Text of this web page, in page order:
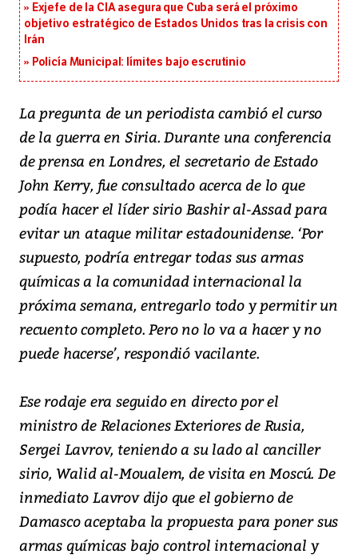
Exjefe de la CIA asegura que Cuba será el próximo
objetivo estratégico de Estados Unidos tras la crisis con
Irán
Policía Municipal: límites bajo escrutinio
La pregunta de un periodista cambió el curso
de la guerra en Siria. Durante una conferencia
de prensa en Londres, el secretario de Estado
John Kerry, fue consultado acerca de lo que
podía hacer el líder sirio Bashir al-Assad para
evitar un ataque militar estadounidense. ‘Por
supuesto, podría entregar todas sus armas
químicas a la comunidad internacional la
próxima semana, entregarlo todo y permitir un
recuento completo. Pero no lo va a hacer y no
puede hacerse’, respondió vacilante.
Ese rodaje era seguido en directo por el
ministro de Relaciones Exteriores de Rusia,
Sergei Lavrov, teniendo a su lado al canciller
sirio, Walid al-Moualem, de visita en Moscú. De
inmediato Lavrov dijo que el gobierno de
Damasco aceptaba la propuesta para poner sus
armas químicas bajo control internacional y